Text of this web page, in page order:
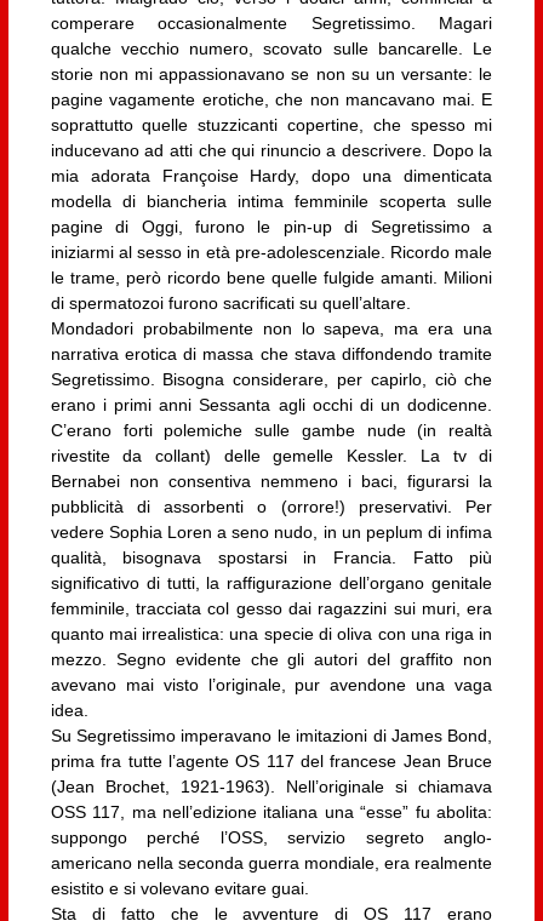
comperare occasionalmente Segretissimo. Magari
qualche vecchio numero, scovato sulle bancarelle. Le
storie non mi appassionavano se non su un versante: le
pagine vagamente erotiche, che non mancavano mai. E
soprattutto quelle stuzzicanti copertine, che spesso mi
inducevano ad atti che qui rinuncio a descrivere. Dopo la
mia adorata Françoise Hardy, dopo una dimenticata
modella di biancheria intima femminile scoperta sulle
pagine di Oggi, furono le pin-up di Segretissimo a
iniziarmi al sesso in età pre-adolescenziale. Ricordo male
le trame, però ricordo bene quelle fulgide amanti. Milioni
di spermatozoi furono sacrificati su quell’altare.
Mondadori probabilmente non lo sapeva, ma era una
narrativa erotica di massa che stava diffondendo tramite
Segretissimo. Bisogna considerare, per capirlo, ciò che
erano i primi anni Sessanta agli occhi di un dodicenne.
C’erano forti polemiche sulle gambe nude (in realtà
rivestite da collant) delle gemelle Kessler. La tv di
Bernabei non consentiva nemmeno i baci, figurarsi la
pubblicità di assorbenti o (orrore!) preservativi. Per
vedere Sophia Loren a seno nudo, in un peplum di infima
qualità, bisognava spostarsi in Francia. Fatto più
significativo di tutti, la raffigurazione dell’organo genitale
femminile, tracciata col gesso dai ragazzini sui muri, era
quanto mai irrealistica: una specie di oliva con una riga in
mezzo. Segno evidente che gli autori del graffito non
avevano mai visto l’originale, pur avendone una vaga
idea.
Su Segretissimo imperavano le imitazioni di James Bond,
prima fra tutte l’agente OS 117 del francese Jean Bruce
(Jean Brochet, 1921-1963). Nell’originale si chiamava
OSS 117, ma nell’edizione italiana una “esse” fu abolita:
suppongo perché l’OSS, servizio segreto anglo-
americano nella seconda guerra mondiale, era realmente
esistito e si volevano evitare guai.
Sta di fatto che le avventure di OS 117 erano